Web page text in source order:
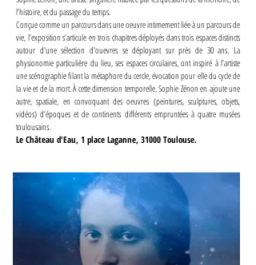
l’histoire, et du passage du temps.
Conçue comme un parcours dans une oeuvre intimement liée à un parcours de
vie, l’exposition s’articule en trois chapitres déployés dans trois espaces distincts
autour d'une sélection d'ouevres se déployant sur près de 30 ans. La
physionomie particulière du lieu, ses espaces circulaires, ont inspiré à l’artiste
une scénographie filant la métaphore du cercle, évocation pour elle du cycle de
la vie et de la mort. À cette dimension temporelle, Sophie Zénon en ajoute une
autre, spatiale, en convoquant des oeuvres (peintures, sculptures, objets,
vidéos) d’époques et de continents différents empruntées à quatre musées
toulousains.​
Le Château d'Eau, 1 place Laganne, 31000 Toulouse.